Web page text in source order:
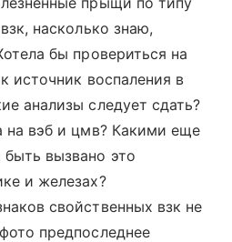
насколько знаю,
бы провериться на
источник воспаления в
анализы следует сдать?
на вэб и цмв? Какими еще
вызвано это
и железах?
свойственных взк не
предпоследнее